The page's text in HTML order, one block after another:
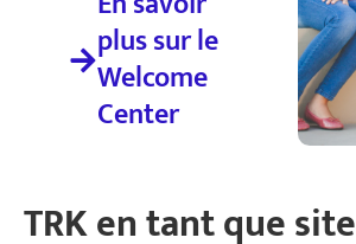
plus sur le
Welcome
Center
TRK en tant que site